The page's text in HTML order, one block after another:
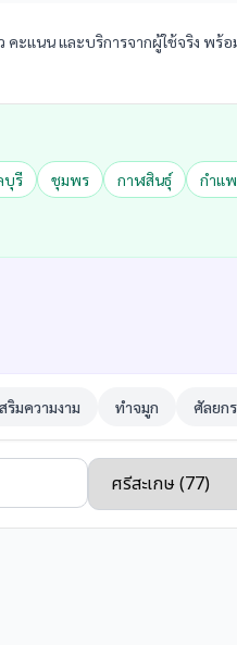
แนน และบริการจากผู้ใช้จริง พร้อ
บุรี ชุมพร กาฬสินธุ์ กำแ
ริมความงาม ทำจมูก ศัลยก